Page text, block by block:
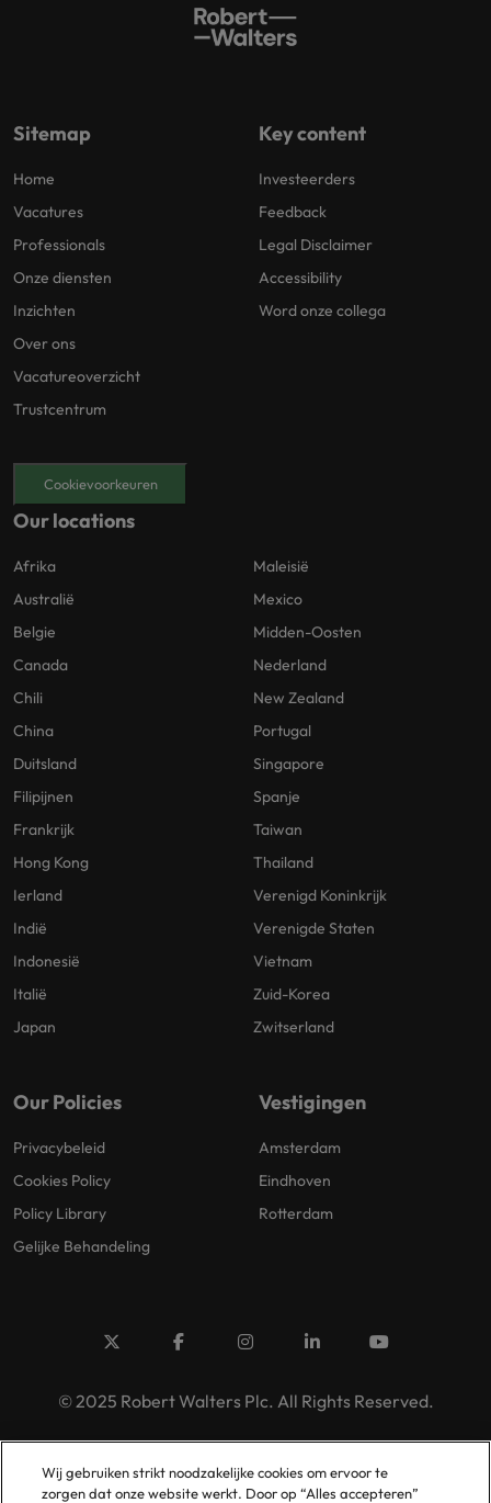
Sitemap
Home
Vacatures
Professionals
Onze diensten
Inzichten
Over ons
Vacatureoverzicht
Trustcentrum
Key content
Investeerders
Feedback
Legal Disclaimer
Accessibility
Word onze collega
Cookievoorkeuren
Our locations
Afrika
Australië
Belgie
Canada
Chili
China
Duitsland
Filipijnen
Frankrijk
Hong Kong
Ierland
Indië
Indonesië
Italië
Japan
Maleisië
Mexico
Midden-Oosten
Nederland
New Zealand
Portugal
Singapore
Spanje
Taiwan
Thailand
Verenigd Koninkrijk
Verenigde Staten
Vietnam
Zuid-Korea
Zwitserland
Our Policies
Privacybeleid
Cookies Policy
Policy Library
Gelijke Behandeling
Vestigingen
Amsterdam
Eindhoven
Rotterdam
© 2025 Robert Walters Plc. All Rights Reserved.
Wij gebruiken strikt noodzakelijke cookies om ervoor te
zorgen dat onze website werkt. Door op “Alles accepteren”